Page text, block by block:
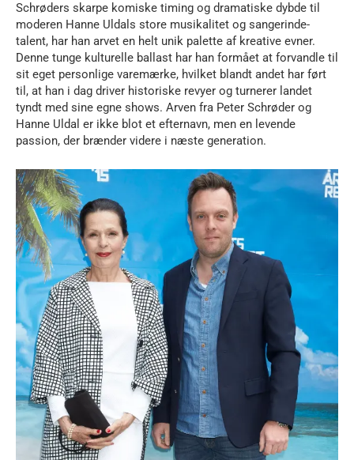
Schrøders skarpe komiske timing og dramatiske dybde til
moderen Hanne Uldals store musikalitet og sangerinde-
talent, har han arvet en helt unik palette af kreative evner.
Denne tunge kulturelle ballast har han formået at forvandle til
sit eget personlige varemærke, hvilket blandt andet har ført
til, at han i dag driver historiske revyer og turnerer landet
tyndt med sine egne shows. Arven fra Peter Schrøder og
Hanne Uldal er ikke blot et efternavn, men en levende
passion, der brænder videre i næste generation.